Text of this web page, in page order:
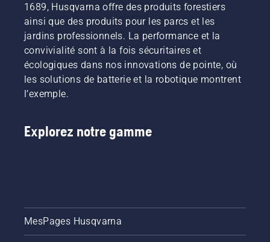
1689, Husqvarna offre des produits forestiers
ainsi que des produits pour les parcs et les
jardins professionnels. La performance et la
convivialité sont à la fois sécuritaires et
écologiques dans nos innovations de pointe, où
les solutions de batterie et la robotique montrent
l’exemple.
Explorez notre gamme
MesPages Husqvarna